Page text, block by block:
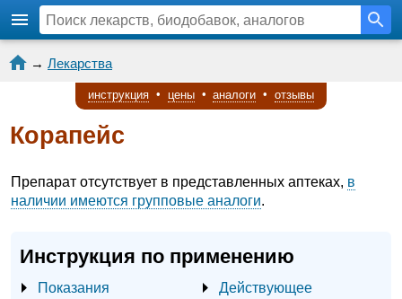
→ Лекарства
инструкция • цены • аналоги • отзывы
Корапейс
Препарат отсутствует в представленных аптеках, в
наличии имеются групповые аналоги.
Инструкция по применению
Показания
Действующее